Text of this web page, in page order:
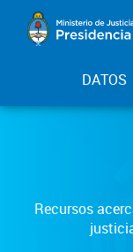
DATOS
Recursos